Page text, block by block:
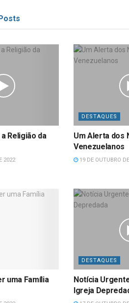
Religião da
2022
DESTAQUES
Um Alerta dos
Venezuelanos
19 DE OUTUBRO
uma Família
DESTAQUES
Notícia
Igreja